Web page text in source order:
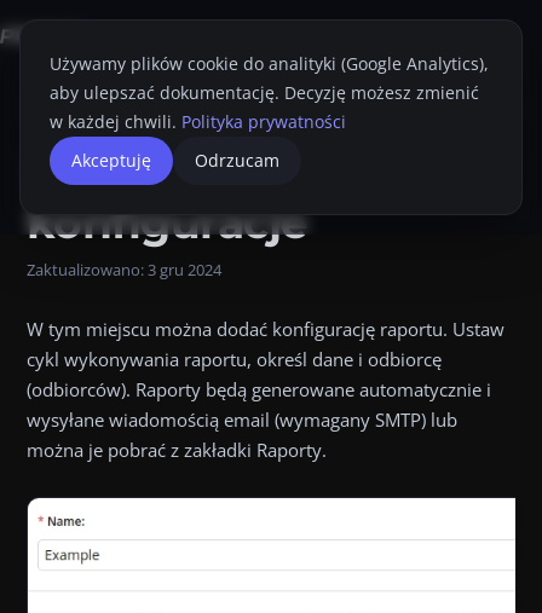
Strona główna Przewodnik Administratora
Dodaj
konfiguracje
Zaktualizowano:3 gru 2024
W tym miejscu można dodać konfigurację raportu. Ustaw
cykl wykonywania raportu, określ dane i odbiorcę
(odbiorców). Raporty będą generowane automatycznie i
wysyłane wiadomością email (wymagany SMTP) lub
można je pobrać z zakładki Raporty.
Używamy plików cookie do analityki (Google Analytics),
aby ulepszać dokumentację. Decyzję możesz zmienić
w każdej chwili. Polityka prywatności
Akceptuję
Odrzucam